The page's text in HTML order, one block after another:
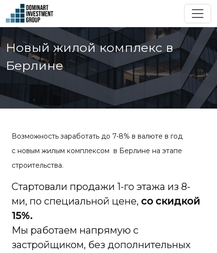
Новый жилой комплекс в
Берлине
Возможность заработать до 7-8% в валюте в год
с новым жилым комплексом в Берлине на этапе
строительства.
Стартовали продажи 1-го этажа из 8-
ми, по специальной цене, со скидкой
15%.
Мы работаем напрямую с
застройщиком, без дополнительных